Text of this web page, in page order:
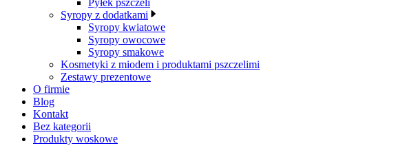
Pyłek pszczeli
Syropy z dodatkami
Syropy kwiatowe
Syropy owocowe
Syropy smakowe
Kosmetyki z miodem i produktami pszczelimi
Zestawy prezentowe
O firmie
Blog
Kontakt
Bez kategorii
Produkty woskowe